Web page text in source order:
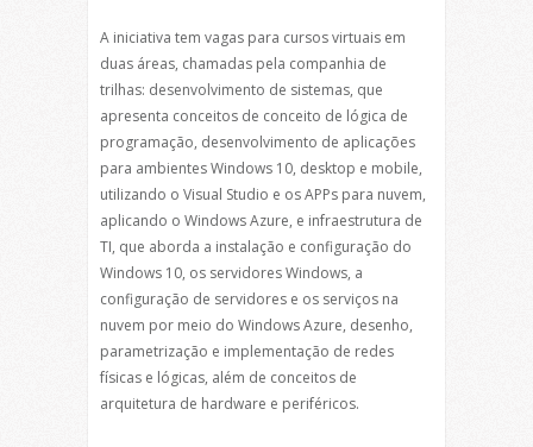
A iniciativa tem vagas para cursos virtuais em
duas áreas, chamadas pela companhia de
trilhas: desenvolvimento de sistemas, que
apresenta conceitos de conceito de lógica de
programação, desenvolvimento de aplicações
para ambientes Windows 10, desktop e mobile,
utilizando o Visual Studio e os APPs para nuvem,
aplicando o Windows Azure, e infraestrutura de
TI, que aborda a instalação e configuração do
Windows 10, os servidores Windows, a
configuração de servidores e os serviços na
nuvem por meio do Windows Azure, desenho,
parametrização e implementação de redes
físicas e lógicas, além de conceitos de
arquitetura de hardware e periféricos.